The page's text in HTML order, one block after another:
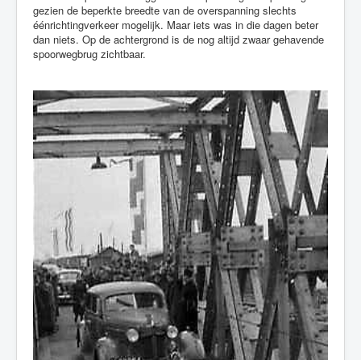
gezien de beperkte breedte van de overspanning slechts
éénrichtingverkeer mogelijk. Maar iets was in die dagen beter
dan niets. Op de achtergrond is de nog altijd zwaar gehavende
spoorwegbrug zichtbaar.